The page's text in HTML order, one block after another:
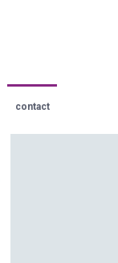
contact